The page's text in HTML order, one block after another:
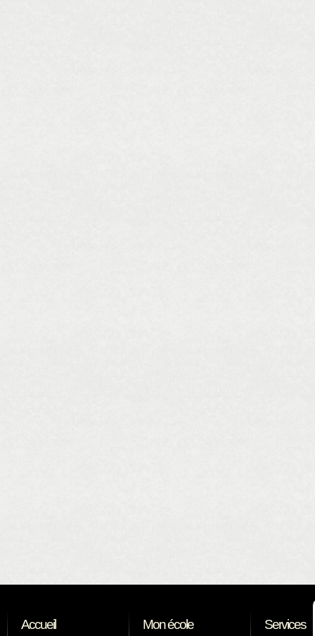
Accueil Mon école Services